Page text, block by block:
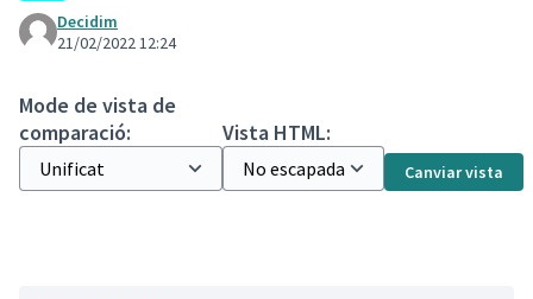
Decidim
21/02/2022 12:24
Mode de vista de
comparació:
Vista HTML:
Canviar vista